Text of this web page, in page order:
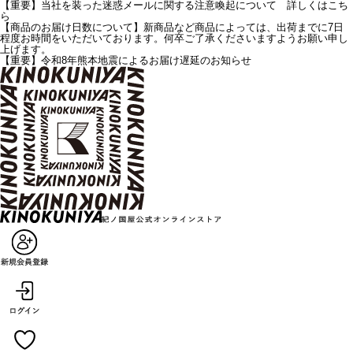
【重要】当社を装った迷惑メールに関する注意喚起について 詳しくはこち
ら
【商品のお届け日数について】新商品など商品によっては、出荷までに7日
程度お時間をいただいております。何卒ご了承くださいますようお願い申し
上げます。
【重要】令和8年熊本地震によるお届け遅延のお知らせ